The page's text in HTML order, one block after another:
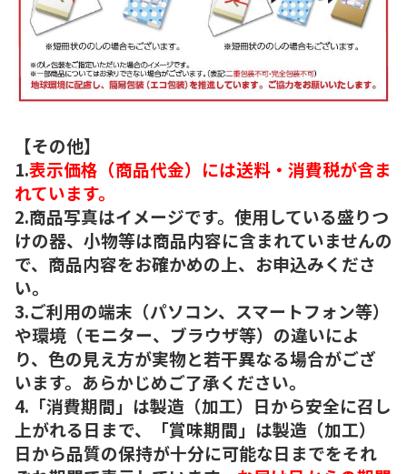
【その他】
1.表示価格（商品代金）には送料・消費税が含ま
れています。
2.商品写真はイメージです。使用している盛りつ
けの器、小物等は商品内容に含まれていませんの
で、商品内容をお確かめの上、お申込みくださ
い。
3.ご利用の端末（パソコン、スマートフォン等）
や環境（モニター、ブラウザ等）の違いによ
り、色の見え方が実物と若干異なる場合がござ
います。あらかじめご了承ください。
4.「消費期間」は製造（加工）日から安全に召し
上がれる日まで、「賞味期間」は製造（加工）
日から品質の保持が十分に可能な日までをそれ